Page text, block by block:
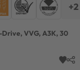
+2
Drive, VVG, A3K, 30